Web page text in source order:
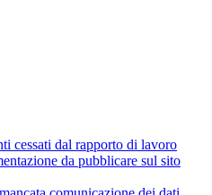
cessati dal rapporto di lavoro
da pubblicare sul sito